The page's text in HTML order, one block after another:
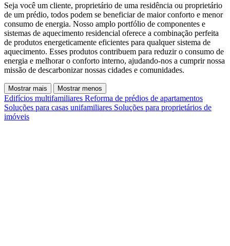
Seja você um cliente, proprietário de uma residência ou proprietário
de um prédio, todos podem se beneficiar de maior conforto e menor
consumo de energia. Nosso amplo portfólio de componentes e
sistemas de aquecimento residencial oferece a combinação perfeita
de produtos energeticamente eficientes para qualquer sistema de
aquecimento. Esses produtos contribuem para reduzir o consumo de
energia e melhorar o conforto interno, ajudando-nos a cumprir nossa
missão de descarbonizar nossas cidades e comunidades.
Mostrar mais Mostrar menos
Edifícios multifamiliares Reforma de prédios de apartamentos
Soluções para casas unifamiliares Soluções para proprietários de
imóveis